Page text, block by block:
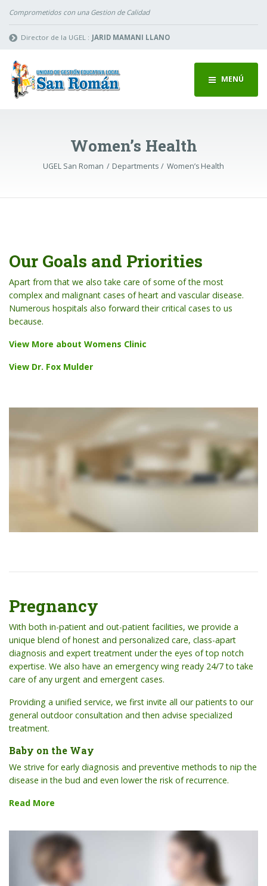
Comprometidos con una Gestion de Calidad
Director de la UGEL : JARID MAMANI LLANO
MENÚ
Women’s Health
UGEL San Roman Departments Women’s Health
Our Goals and Priorities
Apart from that we also take care of some of the most
complex and malignant cases of heart and vascular disease.
Numerous hospitals also forward their critical cases to us
because.
View More about Womens Clinic
View Dr. Fox Mulder
Pregnancy
With both in-patient and out-patient facilities, we provide a
unique blend of honest and personalized care, class-apart
diagnosis and expert treatment under the eyes of top notch
expertise. We also have an emergency wing ready 24/7 to take
care of any urgent and emergent cases.
Providing a unified service, we first invite all our patients to our
general outdoor consultation and then advise specialized
treatment.
Baby on the Way
We strive for early diagnosis and preventive methods to nip the
disease in the bud and even lower the risk of recurrence.
Read More